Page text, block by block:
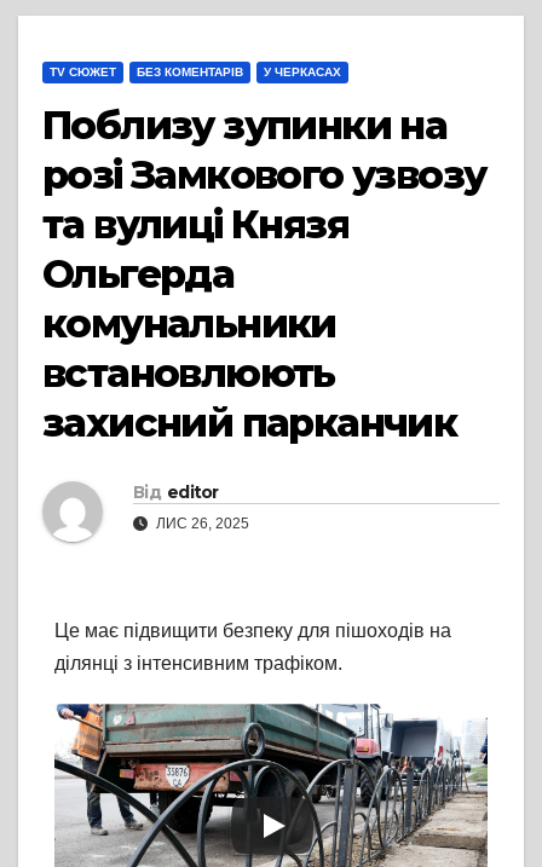
TV СЮЖЕТ БЕЗ КОМЕНТАРІВ У ЧЕРКАСАХ
Поблизу зупинки на
розі Замкового узвозу
та вулиці Князя
Ольгерда
комунальники
встановлюють
захисний парканчик
Від editor
ЛИС 26, 2025
Це має підвищити безпеку для пішоходів на
ділянці з інтенсивним трафіком.